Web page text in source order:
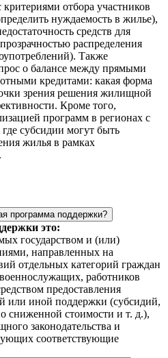
отбора участников
нуждаемость в жилье),
средств для
распределения
Также
о балансе между прямыми
кредитами: какая форма
зрения решения жилищной
Кроме того,
программ в регионах с
субсидии могут быть
жилья в рамках
программа поддержки?
это:
государством и (или)
направленных на
отдельных категорий граждан
работников
предоставления
или иной поддержки (субсидий,
сниженной стоимости и т. д.),
законодательства и
соответствующие